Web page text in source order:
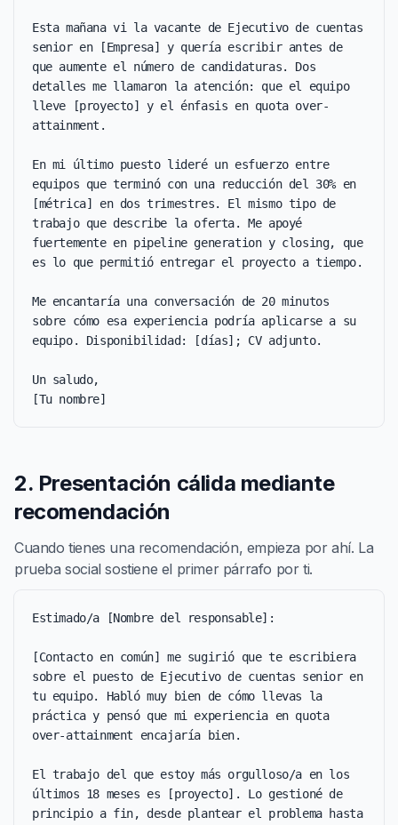
Esta mañana vi la vacante de Ejecutivo de cuentas
senior en [Empresa] y quería escribir antes de
que aumente el número de candidaturas. Dos
detalles me llamaron la atención: que el equipo
lleve [proyecto] y el énfasis en quota over-
attainment.
En mi último puesto lideré un esfuerzo entre
equipos que terminó con una reducción del 30% en
[métrica] en dos trimestres. El mismo tipo de
trabajo que describe la oferta. Me apoyé
fuertemente en pipeline generation y closing, que
es lo que permitió entregar el proyecto a tiempo.
Me encantaría una conversación de 20 minutos
sobre cómo esa experiencia podría aplicarse a su
equipo. Disponibilidad: [días]; CV adjunto.
Un saludo,
[Tu nombre]
2. Presentación cálida mediante
recomendación
Cuando tienes una recomendación, empieza por ahí. La
prueba social sostiene el primer párrafo por ti.
Estimado/a [Nombre del responsable]:
[Contacto en común] me sugirió que te escribiera
sobre el puesto de Ejecutivo de cuentas senior en
tu equipo. Habló muy bien de cómo llevas la
práctica y pensó que mi experiencia en quota
over-attainment encajaría bien.
El trabajo del que estoy más orgulloso/a en los
últimos 18 meses es [proyecto]. Lo gestioné de
principio a fin, desde plantear el problema hasta